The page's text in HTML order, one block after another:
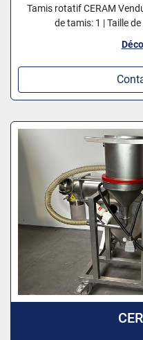
Tamis rotatif CERAM
de tamis: 1 | Taille